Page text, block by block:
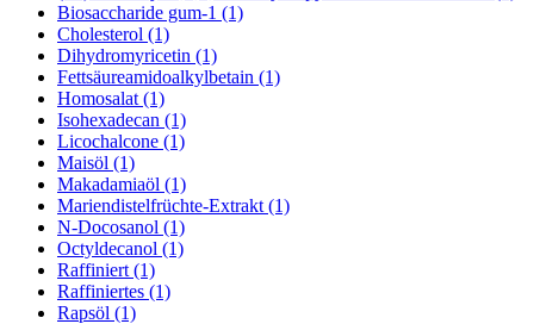
Biosaccharide gum-1 (1)
Cholesterol (1)
Dihydromyricetin (1)
Fettsäureamidoalkylbetain (1)
Homosalat (1)
Isohexadecan (1)
Licochalcone (1)
Maisöl (1)
Makadamiaöl (1)
Mariendistelfrüchte-Extrakt (1)
N-Docosanol (1)
Octyldecanol (1)
Raffiniert (1)
Raffiniertes (1)
Rapsöl (1)